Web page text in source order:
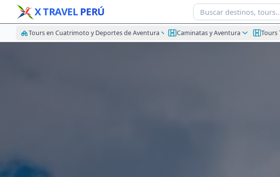
X TRAVEL PERÚ
Tours en Cuatrimoto y Deportes de Aventura Caminatas y Aventura Tours